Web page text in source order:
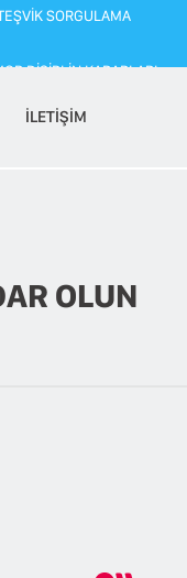
SORGULAMA
DİSİPLİN KARARLARI
İLETİŞİM
OLUN